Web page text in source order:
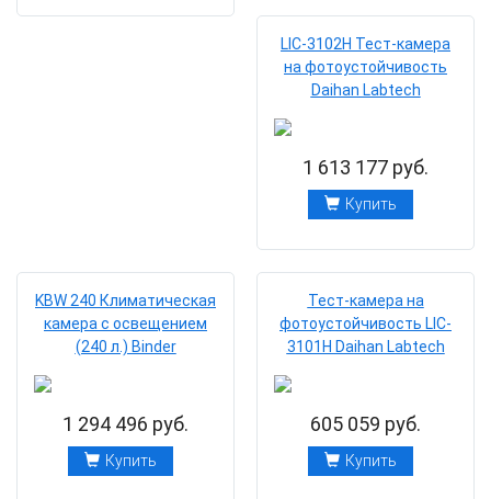
LIC-3102H Тест-камера
на фотоустойчивость
Daihan Labtech
1 613 177 руб.
Купить
KBW 240 Климатическая
камера с освещением
(240 л.) Binder
1 294 496 руб.
Купить
Тест-камера на
фотоустойчивость LIC-
3101H Daihan Labtech
605 059 руб.
Купить